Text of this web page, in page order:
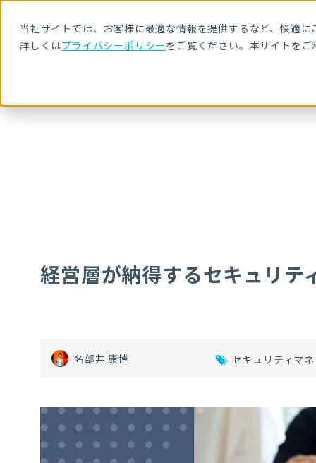
当社サイトでは、お客様に最適な情報を提供するなど、快適
詳しくはプライバシーポリシーをご覧ください。本サイトを
経営層が納得するセキュリテ
名部井 康博 セキュリティマ